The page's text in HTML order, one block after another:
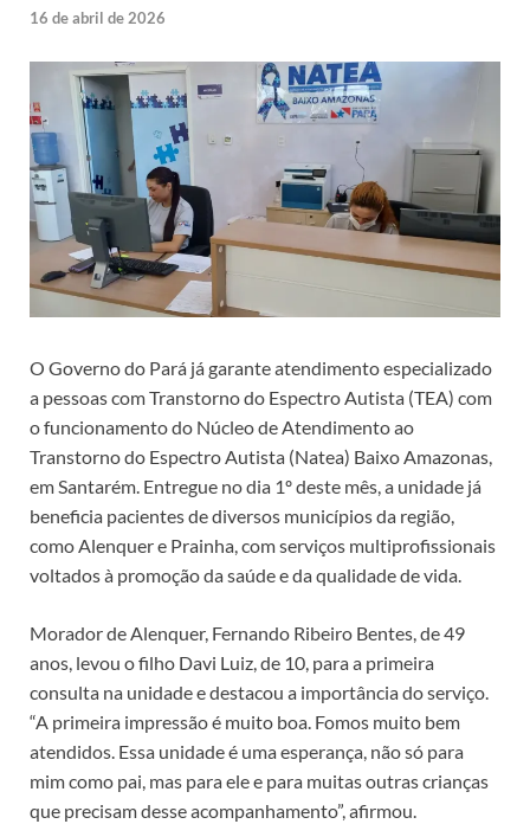
16 de abril de 2026
O Governo do Pará já garante atendimento especializado
a pessoas com Transtorno do Espectro Autista (TEA) com
o funcionamento do Núcleo de Atendimento ao
Transtorno do Espectro Autista (Natea) Baixo Amazonas,
em Santarém. Entregue no dia 1º deste mês, a unidade já
beneficia pacientes de diversos municípios da região,
como Alenquer e Prainha, com serviços multiprofissionais
voltados à promoção da saúde e da qualidade de vida.
Morador de Alenquer, Fernando Ribeiro Bentes, de 49
anos, levou o filho Davi Luiz, de 10, para a primeira
consulta na unidade e destacou a importância do serviço.
“A primeira impressão é muito boa. Fomos muito bem
atendidos. Essa unidade é uma esperança, não só para
mim como pai, mas para ele e para muitas outras crianças
que precisam desse acompanhamento”, afirmou.